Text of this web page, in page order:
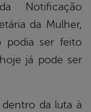
Notificação
da Mulher,
podia ser feito
já pode ser
da luta à